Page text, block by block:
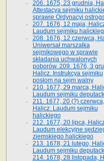
206. 1675, 23 grudnia,
Attestacya sejmiku
sprawie Ordynacyi
207. 1676, 12 maja,
Laudum sejmiku
208. 1676, 12 czerwca,
Uniwersał marszałka
sejmikowego w sprawie
składania uchwalonych
poborów. 209. 1676, 3
Halicz. Instrukcya sejmiku
posłom na sejm walny
210. 1677, 29 marca,
Laudum sejmiku
211. 1677, 20 (?) czerwca,
Halicz. Laudum sejmiku
halickiego
212. 1677, 20 lipca,
Laudum elekcyjne
ziemskiego halickiego
213. 1678, 21 lutego,
Laudum sejmiku
214. 1678, 28 listopada,